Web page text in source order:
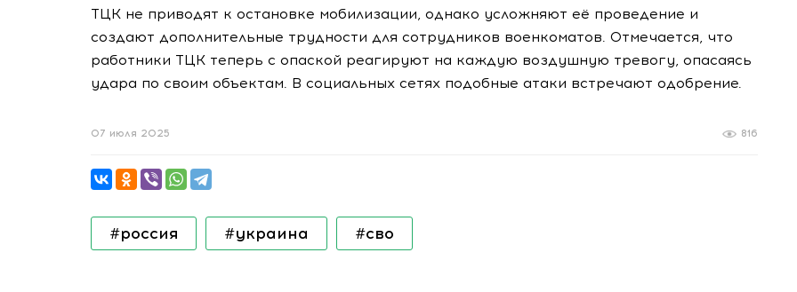
ТЦК не приводят к остановке мобилизации, однако усложняют её проведение и
создают дополнительные трудности для сотрудников военкоматов. Отмечается, что
работники ТЦК теперь с опаской реагируют на каждую воздушную тревогу, опасаясь
удара по своим объектам. В социальных сетях подобные атаки встречают одобрение.
816
07 июля 2025
#россия #украина #сво